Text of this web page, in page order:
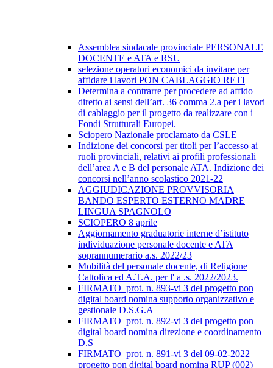
Assemblea sindacale provinciale PERSONALE
DOCENTE e ATA e RSU
selezione operatori economici da invitare per
affidare i lavori PON CABLAGGIO RETI
Determina a contrarre per procedere ad affido
diretto ai sensi dell’art. 36 comma 2.a per i lavori
di cablaggio per il progetto da realizzare con i
Fondi Strutturali Europei.
Sciopero Nazionale proclamato da CSLE
Indizione dei concorsi per titoli per l’accesso ai
ruoli provinciali, relativi ai profili professionali
dell’area A e B del personale ATA. Indizione dei
concorsi nell’anno scolastico 2021-22
AGGIUDICAZIONE PROVVISORIA
BANDO ESPERTO ESTERNO MADRE
LINGUA SPAGNOLO
SCIOPERO 8 aprile
Aggiornamento graduatorie interne d’istituto
individuazione personale docente e ATA
soprannumerario a.s. 2022/23
Mobilità del personale docente, di Religione
Cattolica ed A.T.A. per l' a .s. 2022/2023.
FIRMATO_prot. n. 893-vi 3 del progetto pon
digital board nomina supporto organizzativo e
gestionale D.S.G.A_
FIRMATO_prot. n. 892-vi 3 del progetto pon
digital board nomina direzione e coordinamento
D.S_
FIRMATO_prot. n. 891-vi 3 del 09-02-2022
progetto pon digital board nomina RUP (002)